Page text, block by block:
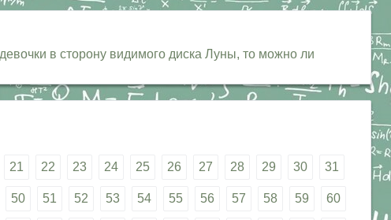
в сторону видимого диска Луны, то можно ли
21 22 23 24 25 26 27 28 29 30 31
50 51 52 53 54 55 56 57 58 59 60